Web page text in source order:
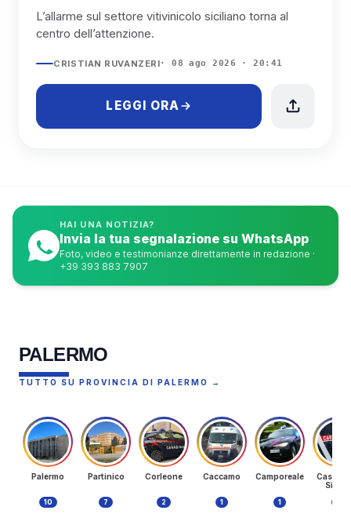
L’allarme sul settore vitivinicolo siciliano torna al
centro dell’attenzione.
CRISTIAN RUVANZERI· 08 ago 2026 · 20:41
LEGGI ORA
HAI UNA NOTIZIA?
Invia la tua segnalazione su WhatsApp
Foto, video e testimonianze direttamente in redazione ·
+39 393 883 7907
PALERMO
TUTTO SU PROVINCIA DI PALERMO →
Palermo
10
Partinico
7
Corleone
2
Caccamo
1
Camporeale
1
Sicula